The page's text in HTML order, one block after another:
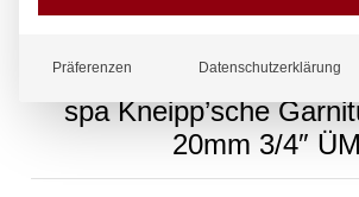
spa Kneipp’sche
20mm 3/4″ ÜM
Präferenzen Datenschutzerklärung